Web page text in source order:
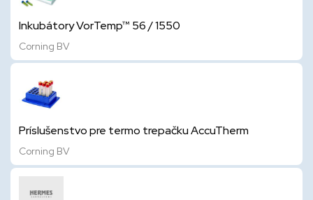
Inkubátory VorTemp™ 56 / 1550
Corning BV
Príslušenstvo pre termo trepačku AccuTherm
Corning BV